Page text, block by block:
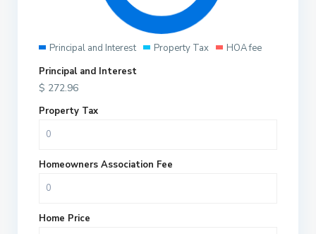
Principal and Interest Property Tax
HOA fee
Principal and Interest
$ 272.96
Property Tax
Homeowners Association Fee
Home Price